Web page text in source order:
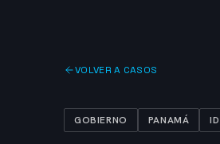
VOLVER A CASOS
GOBIERNO PANAMÁ